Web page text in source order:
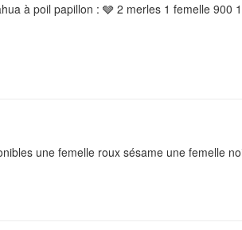
à poil papillon : 🩶 2 merles 1 femelle
une femelle roux sésame une femelle